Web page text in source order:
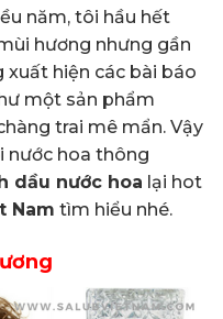
năm, tôi hầu hết
hương nhưng gần
hiện các bài báo
một sản phẩm
trai mê mẩn. Vậy
nước hoa thông
dầu nước hoa lại hot
Nam tìm hiểu nhé.